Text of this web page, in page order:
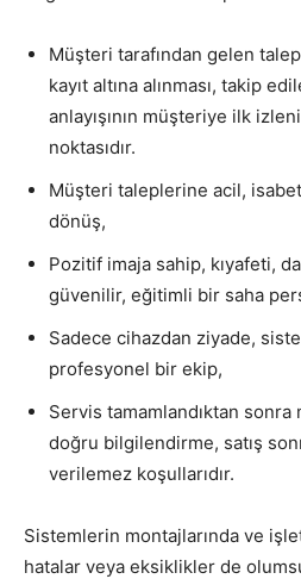
Müşteri tarafından gelen
kayıt altına alınması, takip
anlayışının müşteriye ilk
noktasıdır.
Müşteri taleplerine acil,
dönüş,
Pozitif imaja sahip, kıyafeti,
güvenilir, eğitimli bir saha
Sadece cihazdan ziyade,
profesyonel bir ekip,
Servis tamamlandıktan sonra
doğru bilgilendirme, satış
verilemez koşullarıdır.
Sistemlerin montajlarında ve
hatalar veya eksiklikler de